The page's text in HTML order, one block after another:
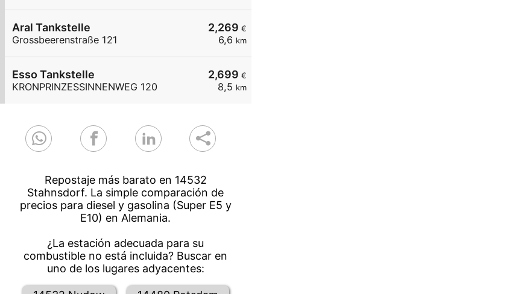
2,269 €
6,6 km
Aral Tankstelle
Grossbeerenstraße 121
2,699 €
8,5 km
Esso Tankstelle
KRONPRINZESSINNENWEG 120
Repostaje más barato en 14532
Stahnsdorf. La simple comparación de
precios para diesel y gasolina (Super E5 y
E10) en Alemania.
¿La estación adecuada para su
combustible no está incluida? Buscar en
uno de los lugares adyacentes: